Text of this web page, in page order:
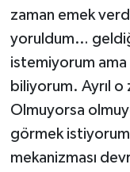
zaman emek
yoruldum…
istemiyorum ama
biliyorum. Ayrıl
Olmuyorsa
görmek
mekanizması